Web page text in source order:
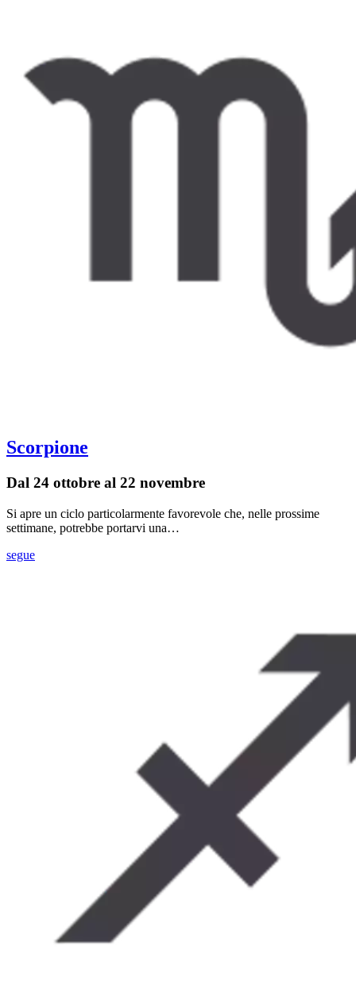
Scorpione
Dal 24 ottobre al 22 novembre
Si apre un ciclo particolarmente favorevole che, nelle prossime
settimane, potrebbe portarvi una…
segue